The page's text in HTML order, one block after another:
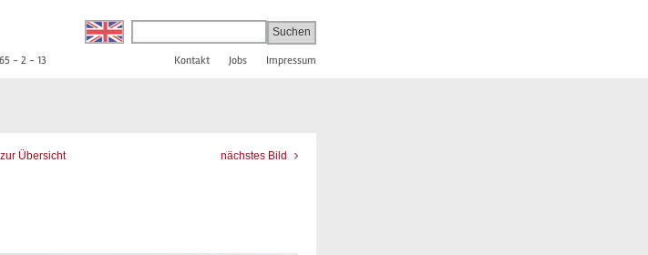
- 2 - 13 Kontakt Jobs Impressum
Übersicht nächstes Bild